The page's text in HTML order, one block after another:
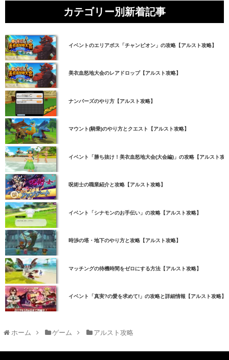
カテゴリー別新着記事
イベントのエリアボス「チャンピオン」の攻略【アルスト攻略】
美衣血怒地大会のレアドロップ【アルスト攻略】
ナンバーズのやり方【アルスト攻略】
マウント(騎乗)のやり方とクエスト【アルスト攻略】
イベント「勝ち抜け！美衣血怒地大会(大会編)」の攻略【アルスト攻
呪術士の職業紹介と攻略【アルスト攻略】
イベント「シナモンのお手伝い」の攻略【アルスト攻略】
時渉の塔・地下のやり方と攻略【アルスト攻略】
マッチングの待機時間をゼロにする方法【アルスト攻略】
イベント「真実?の愛を求めて!」の攻略と詳細情報【アルスト攻略】
ホーム ゲーム アルスト攻略